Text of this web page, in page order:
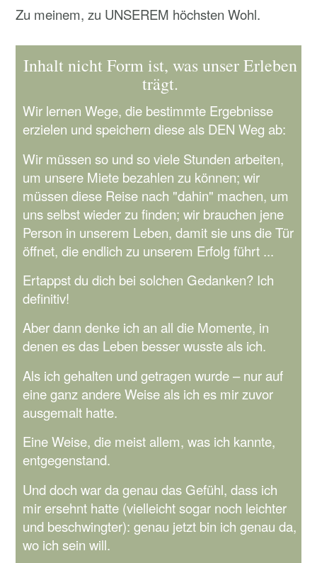
Zu meinem, zu UNSEREM höchsten Wohl.
Inhalt nicht Form ist, was unser Erleben
trägt.
Wir lernen Wege, die bestimmte Ergebnisse
erzielen und speichern diese als DEN Weg ab:
Wir müssen so und so viele Stunden arbeiten,
um unsere Miete bezahlen zu können; wir
müssen diese Reise nach "dahin" machen, um
uns selbst wieder zu finden; wir brauchen jene
Person in unserem Leben, damit sie uns die Tür
öffnet, die endlich zu unserem Erfolg führt ...
Ertappst du dich bei solchen Gedanken? Ich
definitiv!
Aber dann denke ich an all die Momente, in
denen es das Leben besser wusste als ich.
Als ich gehalten und getragen wurde – nur auf
eine ganz andere Weise als ich es mir zuvor
ausgemalt hatte.
Eine Weise, die meist allem, was ich kannte,
entgegenstand.
Und doch war da genau das Gefühl, dass ich
mir ersehnt hatte (vielleicht sogar noch leichter
und beschwingter): genau jetzt bin ich genau da,
wo ich sein will.